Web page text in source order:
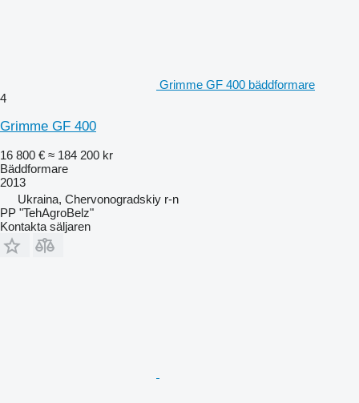
Grimme GF 400 bäddformare
4
Grimme GF 400
16 800 € ≈ 184 200 kr
Bäddformare
2013
Ukraina, Chervonogradskiy r-n
PP "TehAgroBelz"
Kontakta säljaren